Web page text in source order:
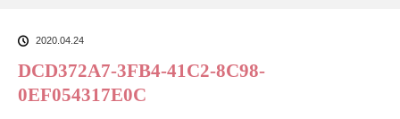
2020.04.24
DCD372A7-3FB4-41C2-8C98-
0EF054317E0C